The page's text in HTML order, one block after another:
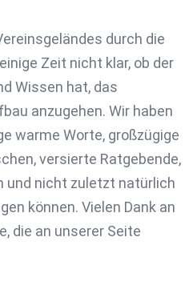
durch die
Zeit nicht klar, ob der
Wissen hat, das
anzugehen. Wir haben
warme Worte, großzügige
versierte Ratgebende,
und nicht zuletzt natürlich
können. Vielen Dank an
die an unserer Seite